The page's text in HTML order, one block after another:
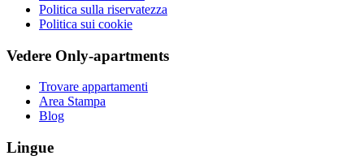
Politica sulla riservatezza
Politica sui cookie
Vedere Only-apartments
Trovare appartamenti
Area Stampa
Blog
Lingue